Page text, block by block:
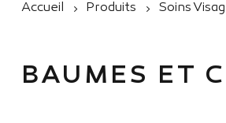
Accueil Produits Soins
BAUMES ET